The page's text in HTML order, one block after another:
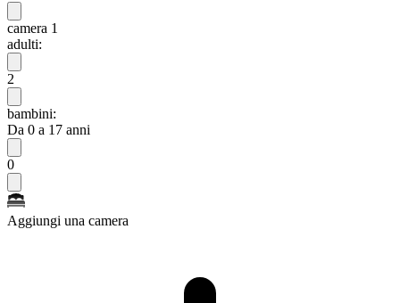
camera 1
adulti:
2
bambini:
Da 0 a 17 anni
0
Aggiungi una camera